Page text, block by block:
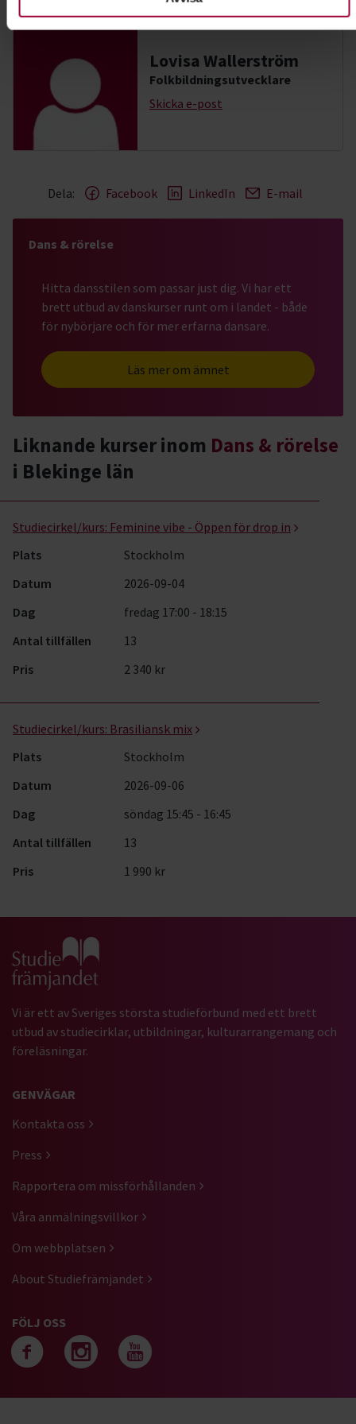
Kontakt
Lovisa Wallerström
Folkbildningsutvecklare
Skicka e-post
Dela: Facebook LinkedIn E-mail
Dans & rörelse
Hitta dansstilen som passar just dig. Vi har ett
brett utbud av danskurser runt om i landet - både
för nybörjare och för mer erfarna dansare.
Läs mer om ämnet
Liknande kurser inom Dans & rörelse
i Blekinge län
Studiecirkel/kurs: Feminine vibe - Öppen för drop in
Plats
Stockholm
Datum
2026-09-04
Dag
fredag 17:00 - 18:15
Antal tillfällen
13
Pris
2 340 kr
Studiecirkel/kurs: Brasiliansk mix
Plats
Stockholm
Datum
2026-09-06
Dag
söndag 15:45 - 16:45
Antal tillfällen
13
Pris
1 990 kr
Gå till studiefrämjandets startsida
Vi är ett av Sveriges största studieförbund med ett brett
utbud av studiecirklar, utbildningar, kulturarrangemang och
föreläsningar.
GENVÄGAR
Kontakta oss
Press
Rapportera om missförhållanden
Våra anmälningsvillkor
Om webbplatsen
About Studiefrämjandet
FÖLJ OSS
Följ oss på facebook
Följ oss på
Följ oss på